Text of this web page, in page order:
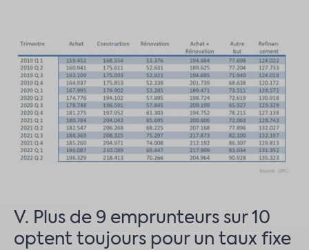
V. Plus de 9 emprunteurs sur 10
optent toujours pour un taux fixe